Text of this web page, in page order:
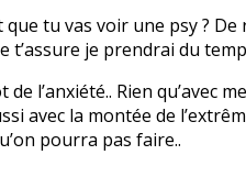
tu vas voir une psy ?
t’assure je prendrai du
l’anxiété.. Rien qu’avec
avec la montée de
pourra pas faire..